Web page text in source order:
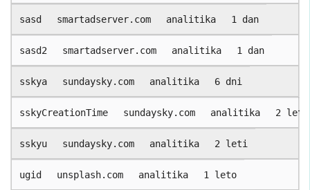
sasd smartadserver.com analitika 1 dan
sasd2 smartadserver.com analitika 1 dan
sskya sundaysky.com analitika 6 dni
sskyCreationTime sundaysky.com analitika 2 leti
sskyu sundaysky.com analitika 2 leti
ugid unsplash.com analitika 1 leto